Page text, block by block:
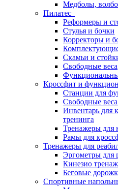
Медболы,
Пилатес
Реформеры и
Стулья и бочки
Корректоры и
Скамьи и
Свободные веса
Кроссфит и
Станции для
Свободные
Инвентарь для
тренинга
Тренажеры для
Рамы для
Тренажеры для
Эргометры для
Кинезио
Беговые
Спортивные